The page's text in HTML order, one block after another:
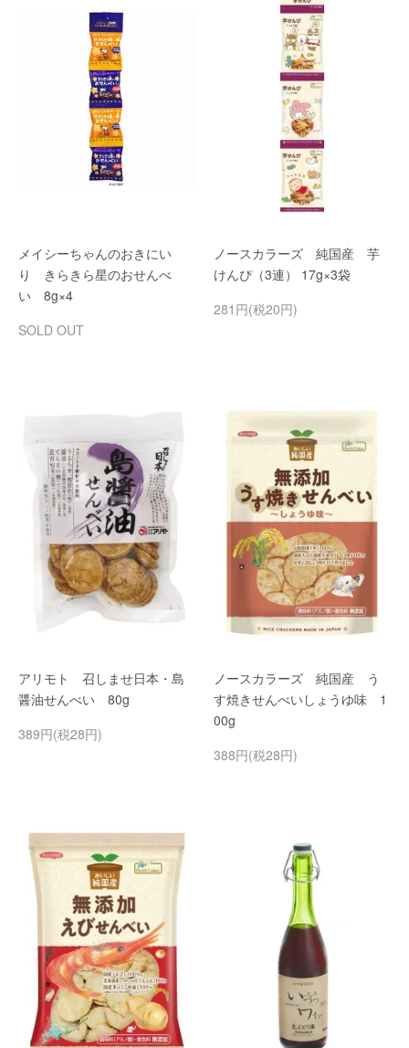
メイシーちゃんのおきにい
り きらきら星のおせんべ
い 8g×4
SOLD OUT
ノースカラーズ 純国産 芋
けんぴ（3連） 17g×3袋
281円(税20円)
アリモト 召しませ日本・島
醤油せんべい 80g
389円(税28円)
ノースカラーズ 純国産 う
す焼きせんべいしょうゆ味 1
00g
388円(税28円)